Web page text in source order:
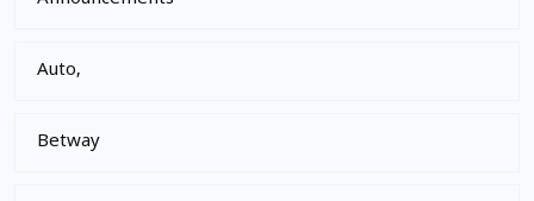
Auto,
Betway